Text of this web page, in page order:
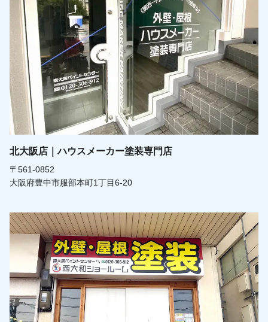
北大阪店｜ハウスメーカー塗装専門店
〒561-0852
大阪府豊中市服部本町1丁目6-20